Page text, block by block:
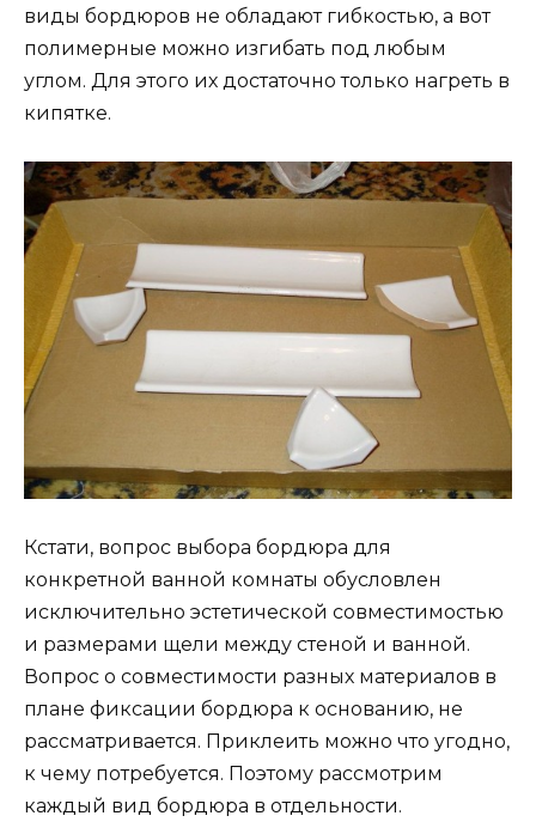
виды бордюров не обладают гибкостью, а вот
полимерные можно изгибать под любым
углом. Для этого их достаточно только нагреть в
кипятке.
Кстати, вопрос выбора бордюра для
конкретной ванной комнаты обусловлен
исключительно эстетической совместимостью
и размерами щели между стеной и ванной.
Вопрос о совместимости разных материалов в
плане фиксации бордюра к основанию, не
рассматривается. Приклеить можно что угодно,
к чему потребуется. Поэтому рассмотрим
каждый вид бордюра в отдельности.